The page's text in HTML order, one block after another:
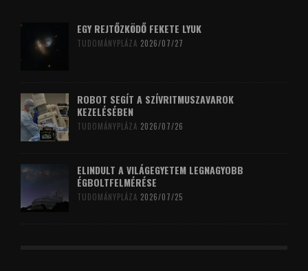
EGY REJTŐZKÖDŐ FEKETE LYUK
TUDOMÁNYPLÁZA 2026/07/27
ROBOT SEGÍT A SZÍVRITMUSZAVAROK
KEZELÉSÉBEN
TUDOMÁNYPLÁZA 2026/07/26
ELINDULT A VILÁGEGYETEM LEGNAGYOBB
ÉGBOLTFELMÉRÉSE
TUDOMÁNYPLÁZA 2026/07/25